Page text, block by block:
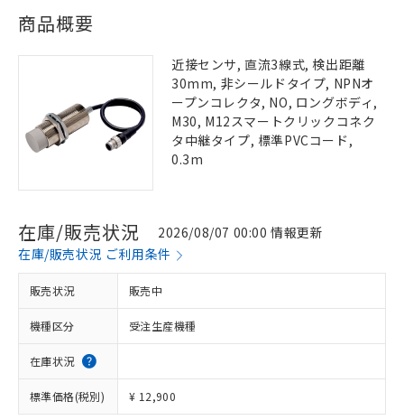
商品概要
近接センサ, 直流3線式, 検出距離
30mm, 非シールドタイプ, NPNオ
ープンコレクタ, NO, ロングボディ,
M30, M12スマートクリックコネク
タ中継タイプ, 標準PVCコード,
0.3m
在庫/販売状況
2026/08/07 00:00 情報更新
在庫/販売状況 ご利用条件
販売状況 販売中
機種区分 受注生産機種
在庫状況
標準価格(税別) ¥ 12,900